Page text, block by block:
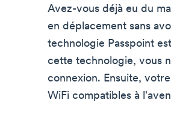
Avez-vous déjà eu du
en déplacement sans
technologie Passpoint
cette technologie, vous
connexion. Ensuite,
WiFi compatibles à